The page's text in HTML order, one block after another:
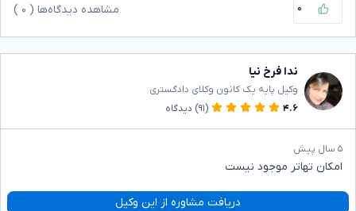
۰ مشاهده دیدگاه‌ها ( ۰
ندا فرخ نیا
وکیل پایه یک کانون وکلای دادگستری
۴.۶
(۹۱) دیدگاه
۵ سال پیش
امکان تهاتر موجود نیست
دریافت مشاوره از این وکیل